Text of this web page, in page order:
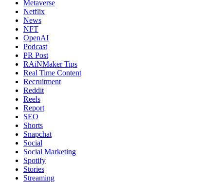
Metaverse
Netflix
News
NFT
OpenAI
Podcast
PR Post
RAiNMaker Tips
Real Time Content
Recruitment
Reddit
Reels
Report
SEO
Shorts
Snapchat
Social
Social Marketing
Spotify
Stories
Streaming